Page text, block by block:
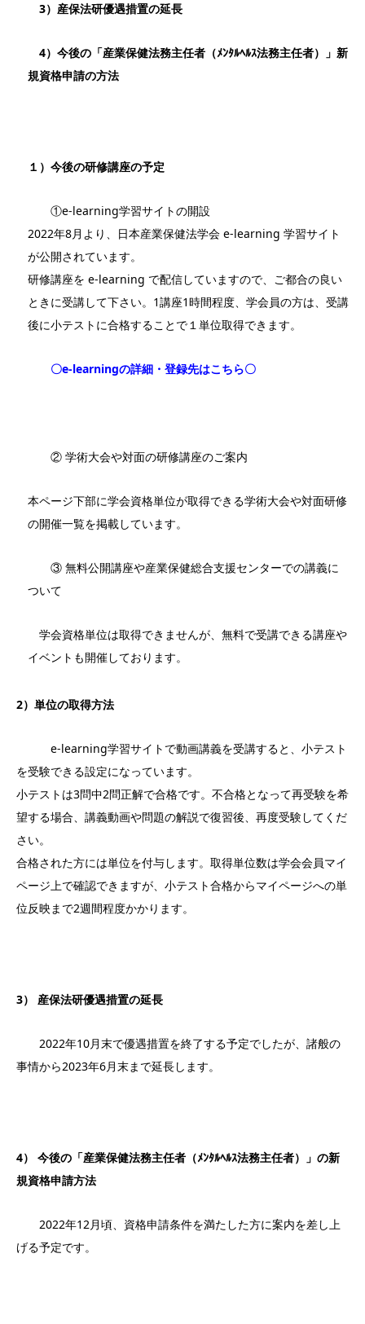
3）産保法研優遇措置の延長
4）今後の「産業保健法務主任者（ﾒﾝﾀﾙﾍﾙｽ法務主任者）」新
規資格申請の方法
１）今後の研修講座の予定
①e-learning学習サイトの開設
2022年8月より、日本産業保健法学会 e-learning 学習サイト
が公開されています。
研修講座を e-learning で配信していますので、ご都合の良い
ときに受講して下さい。1講座1時間程度、学会員の方は、受講
後に小テストに合格することで１単位取得できます。
〇e-learningの詳細・登録先はこちら〇
② 学術大会や対面の研修講座のご案内
本ページ下部に学会資格単位が取得できる学術大会や対面研修
の開催一覧を掲載しています。
③ 無料公開講座や産業保健総合支援センターでの講義に
ついて
学会資格単位は取得できませんが、無料で受講できる講座や
イベントも開催しております。
2）単位の取得方法
e-learning学習サイトで動画講義を受講すると、小テスト
を受験できる設定になっています。
小テストは3問中2問正解で合格です。不合格となって再受験を希
望する場合、講義動画や問題の解説で復習後、再度受験してくだ
さい。
合格された方には単位を付与します。取得単位数は学会会員マイ
ページ上で確認できますが、小テスト合格からマイページへの単
位反映まで2週間程度かかります。
3） 産保法研優遇措置の延長
2022年10月末で優遇措置を終了する予定でしたが、諸般の
事情から2023年6月末まで延長します。
4） 今後の「産業保健法務主任者（ﾒﾝﾀﾙﾍﾙｽ法務主任者）」の新
規資格申請方法
2022年12月頃、資格申請条件を満たした方に案内を差し上
げる予定です。